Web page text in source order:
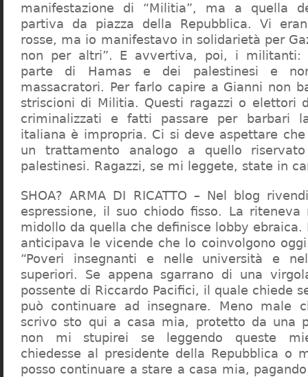
manifestazione di “Militia”, ma a quella
partiva da piazza della Repubblica. Vi
rosse, ma io manifestavo in solidarietà per
non per altri”. E avvertiva, poi, i militanti:
parte di Hamas e dei palestinesi e
massacratori. Per farlo capire a Gianni non
striscioni di Militia. Questi ragazzi o elettori
criminalizzati e fatti passare per barbari
italiana è impropria. Ci si deve aspettare
un trattamento analogo a quello
palestinesi. Ragazzi, se mi leggete, state in
SHOA? ARMA DI RICATTO – Nel blog
espressione, il suo chiodo fisso. La
midollo da quella che definisce lobby ebraica.
anticipava le vicende che lo coinvolgono
“Poveri insegnanti e nelle università e
superiori. Se appena sgarrano di una
possente di Riccardo Pacifici, il quale chiede
può continuare ad insegnare. Meno male
scrivo sto qui a casa mia, protetto da una
non mi stupirei se leggendo queste
chiedesse al presidente della Repubblica o
posso continuare a stare a casa mia,